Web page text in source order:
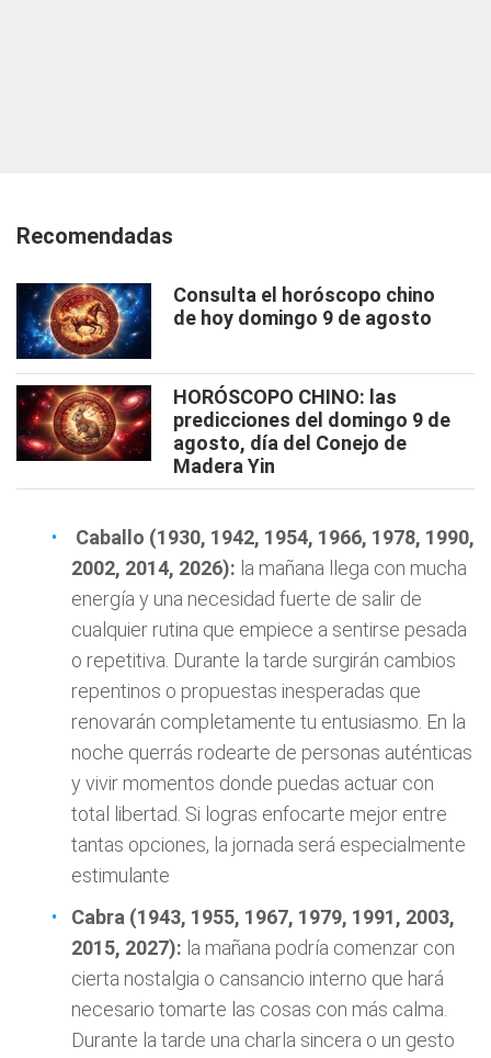
Recomendadas
Consulta el horóscopo chino
de hoy domingo 9 de agosto
HORÓSCOPO CHINO: las
predicciones del domingo 9 de
agosto, día del Conejo de
Madera Yin
Caballo (1930, 1942, 1954, 1966, 1978, 1990,
2002, 2014, 2026): la mañana llega con mucha
energía y una necesidad fuerte de salir de
cualquier rutina que empiece a sentirse pesada
o repetitiva. Durante la tarde surgirán cambios
repentinos o propuestas inesperadas que
renovarán completamente tu entusiasmo. En la
noche querrás rodearte de personas auténticas
y vivir momentos donde puedas actuar con
total libertad. Si logras enfocarte mejor entre
tantas opciones, la jornada será especialmente
estimulante
Cabra (1943, 1955, 1967, 1979, 1991, 2003,
2015, 2027): la mañana podría comenzar con
cierta nostalgia o cansancio interno que hará
necesario tomarte las cosas con más calma.
Durante la tarde una charla sincera o un gesto